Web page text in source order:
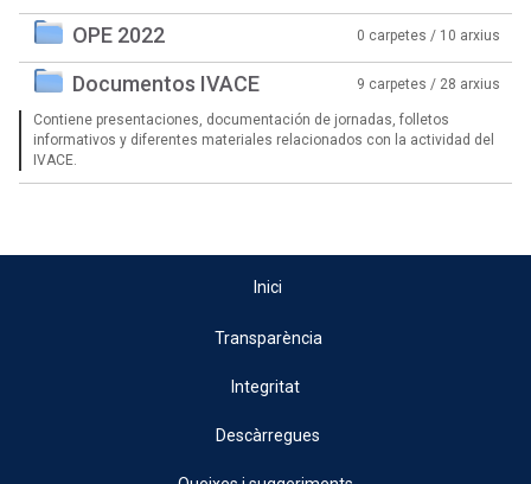
OPE 2022 0 carpetes / 10 arxius
Documentos IVACE 9 carpetes / 28 arxius
Contiene presentaciones, documentación de jornadas, folletos
informativos y diferentes materiales relacionados con la actividad del
IVACE.
Inici
Transparència
Integritat
Descàrregues